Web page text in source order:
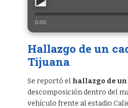
0:00
Hallazgo de un
Tijuana
Se reportó el hallazgo de
descomposición dentro del
vehículo frente al estadio